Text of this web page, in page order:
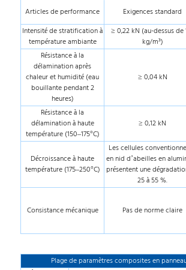
Articles de performance
Exigences standard
Intensité de stratification à
température ambiante
≥ 0,22 kN (au-dessus de
kg/m³)
Résistance à la
délamination après
chaleur et humidité (eau
bouillante pendant 2
heures)
≥ 0,04 kN
Résistance à la
délamination à haute
température (150–175°C)
≥ 0,12 kN
Décroissance à haute
température (175–250°C)
Les cellules
en nid d’abeilles en
présentent une
25 à 55 %.
Consistance mécanique Pas de norme claire
Plage de paramètres composites en